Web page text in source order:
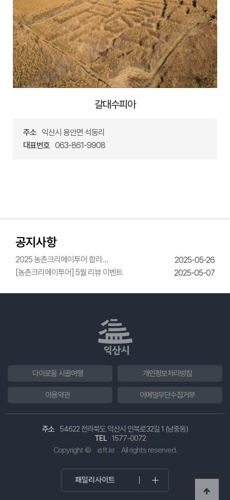
갈대수피아
주소 익산시 용안면 석동리
대표번호 063-861-9908
공지사항
2025 농촌크리에이투어 함라
한옥체험관 웨딩의상체험
2025-05-26
[농촌크리에이투어] 5월 리뷰 이벤트
2025-05-07
다이로움 시골여행 개인정보처리방침
이용약관 이메일무단수집거부
주소
54622 전라북도 익산시 인북로32길 1 (남중동)
TEL 1577-0072
Copyright ©
isft.kr All rights reserved.
패밀리사이트